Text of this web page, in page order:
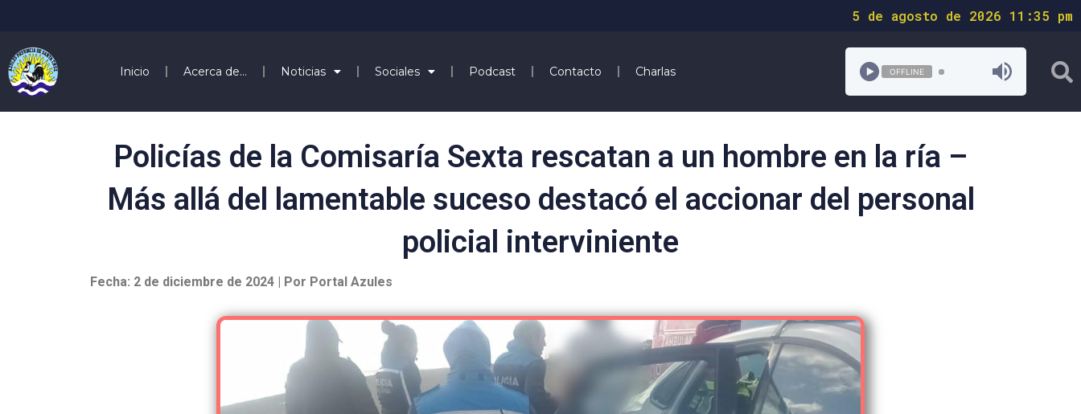
5 de agosto de 2026 11:35 pm
Inicio Acerca de… Noticias Sociales Podcast Contacto Charlas OFFLINE
Policías de la Comisaría Sexta rescatan a un hombre en la ría –
Más allá del lamentable suceso destacó el accionar del personal
policial interviniente
Fecha: 2 de diciembre de 2024 | Por Portal Azules